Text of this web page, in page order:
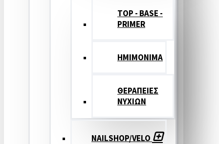
TOP - BASE -
PRIMER
ΗΜΙΜΟΝΙΜΑ
ΘΕΡΑΠΕΙΕΣ
ΝΥΧΙΩΝ
NAILSHOP/VELO